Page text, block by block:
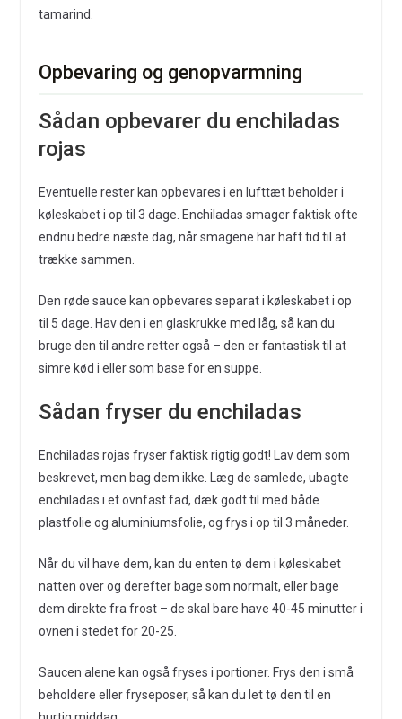
tamarind.
Opbevaring og genopvarmning
Sådan opbevarer du enchiladas
rojas
Eventuelle rester kan opbevares i en lufttæt beholder i
køleskabet i op til 3 dage. Enchiladas smager faktisk ofte
endnu bedre næste dag, når smagene har haft tid til at
trække sammen.
Den røde sauce kan opbevares separat i køleskabet i op
til 5 dage. Hav den i en glaskrukke med låg, så kan du
bruge den til andre retter også – den er fantastisk til at
simre kød i eller som base for en suppe.
Sådan fryser du enchiladas
Enchiladas rojas fryser faktisk rigtig godt! Lav dem som
beskrevet, men bag dem ikke. Læg de samlede, ubagte
enchiladas i et ovnfast fad, dæk godt til med både
plastfolie og aluminiumsfolie, og frys i op til 3 måneder.
Når du vil have dem, kan du enten tø dem i køleskabet
natten over og derefter bage som normalt, eller bage
dem direkte fra frost – de skal bare have 40-45 minutter i
ovnen i stedet for 20-25.
Saucen alene kan også fryses i portioner. Frys den i små
beholdere eller fryseposer, så kan du let tø den til en